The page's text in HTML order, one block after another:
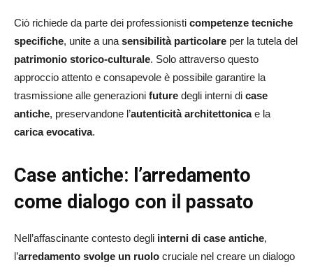
Ciò richiede da parte dei professionisti competenze tecniche
specifiche, unite a una sensibilità particolare per la tutela del
patrimonio storico-culturale. Solo attraverso questo
approccio attento e consapevole è possibile garantire la
trasmissione alle generazioni future degli interni di case
antiche, preservandone l’autenticità architettonicae la
carica evocativa.
Case antiche: l’arredamento
come dialogo con il passato
Nell’affascinante contesto degli interni di case antiche,
l’arredamento svolge un ruolo cruciale nel creare un dialogo